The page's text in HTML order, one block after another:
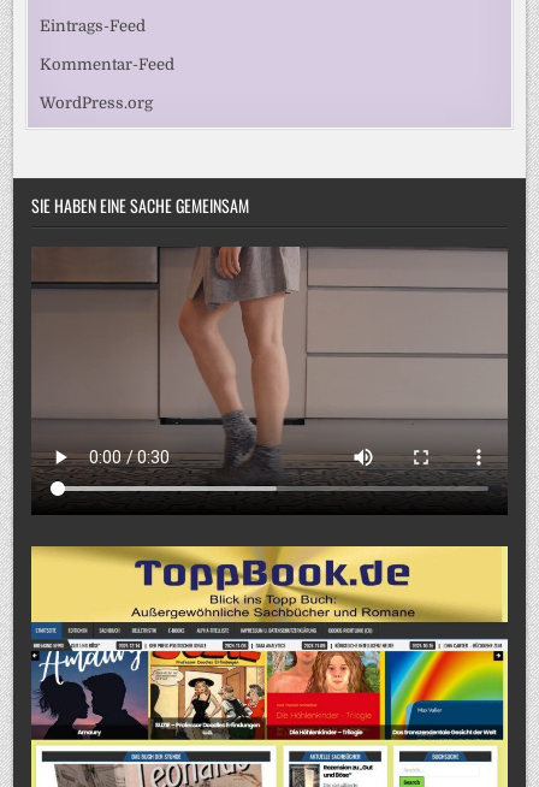
Eintrags-Feed
Kommentar-Feed
WordPress.org
SIE HABEN EINE SACHE GEMEINSAM